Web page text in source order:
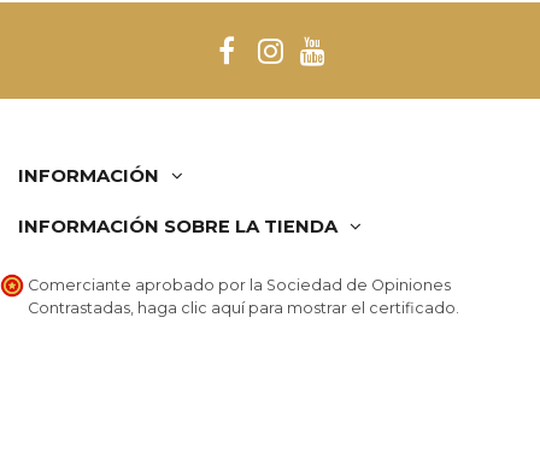
INFORMACIÓN
INFORMACIÓN SOBRE LA TIENDA
Comerciante aprobado por la Sociedad de Opiniones
Contrastadas, haga clic aquí para mostrar el certificado